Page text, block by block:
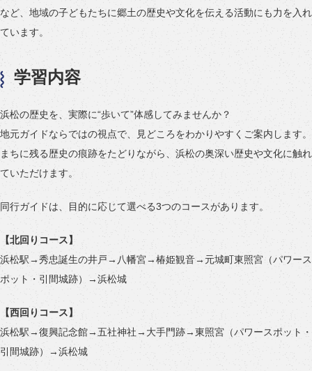
など、地域の子どもたちに郷土の歴史や文化を伝える活動にも力を入れ
ています。
学習内容
浜松の歴史を、実際に“歩いて”体感してみませんか？
地元ガイドならではの視点で、見どころをわかりやすくご案内します。
まちに残る歴史の痕跡をたどりながら、浜松の奥深い歴史や文化に触れ
ていただけます。
同行ガイドは、目的に応じて選べる3つのコースがあります。
【北回りコース】
浜松駅→秀忠誕生の井戸→八幡宮→椿姫観音→元城町東照宮（パワース
ポット・引間城跡）→浜松城
【西回りコース】
浜松駅→復興記念館→五社神社→大手門跡→東照宮（パワースポット・
引間城跡）→浜松城